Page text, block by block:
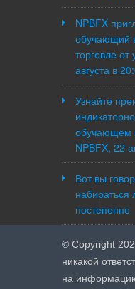
NPBFX
обучающий
торговле от
августа в
Узнайте
обучающем
NPBFX, 22
Вот вы
набираться
постепенно
© Copyright
никакой
на